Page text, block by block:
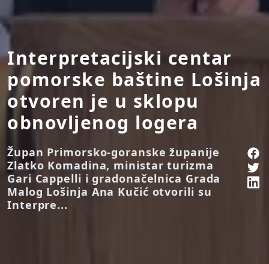
Interpretacijski centar
pomorske baštine Lošinja
otvoren je u sklopu
obnovljenog logera
Župan Primorsko-goranske županije
Zlatko Komadina, ministar turizma
Gari Cappelli i gradonačelnica Grada
Malog Lošinja Ana Kučić otvorili su
Interpre...